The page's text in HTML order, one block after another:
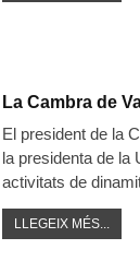
La Cambra de
El president de la
la presidenta de la
activitats de
LLEGEIX MÉS...